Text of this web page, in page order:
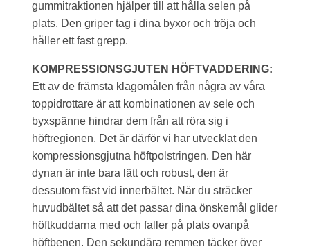
gummitraktionen hjälper till att hålla selen på
plats. Den griper tag i dina byxor och tröja och
håller ett fast grepp.
KOMPRESSIONSGJUTEN HÖFTVADDERING:
Ett av de främsta klagomålen från några av våra
toppidrottare är att kombinationen av sele och
byxspänne hindrar dem från att röra sig i
höftregionen. Det är därför vi har utvecklat den
kompressionsgjutna höftpolstringen. Den här
dynan är inte bara lätt och robust, den är
dessutom fäst vid innerbältet. När du sträcker
huvudbältet så att det passar dina önskemål glider
höftkuddarna med och faller på plats ovanpå
höftbenen. Den sekundära remmen täcker över